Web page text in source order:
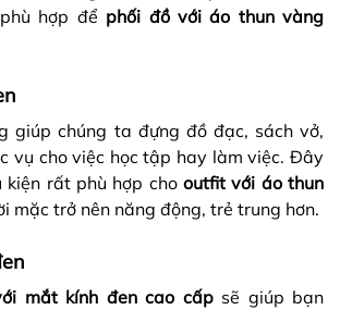
hợp để phối đồ với áo thun vàng
giúp chúng ta đựng đồ đạc, sách vở,
vụ cho việc học tập hay làm việc. Đây
kiện rất phù hợp cho outfit với áo thun
mặc trở nên năng động, trẻ trung hơn.
mắt kính đen cao cấpsẽ giúp bạn